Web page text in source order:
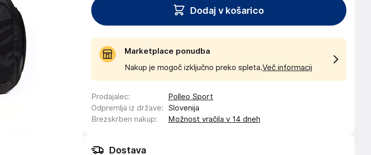
Dodaj v košarico
Marketplace ponudba
Nakup je mogoč izključno preko spleta.Več informacij
Prodajalec:
Polleo Sport
Odpremlja iz države:
Slovenija
Brezskrben nakup: Možnost vračila v 14 dneh
Dostava